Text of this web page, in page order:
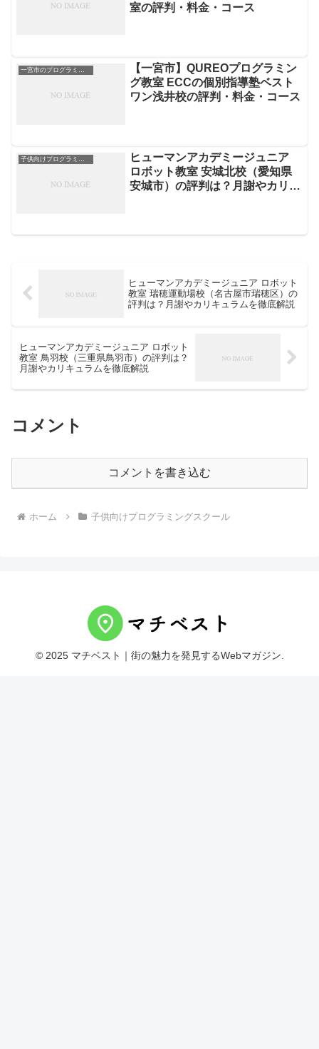
室の評判・料金・コース
一宮市のプログラミングスクール
【一宮市】QUREOプログラミン
グ教室 ECCの個別指導塾ベスト
ワン浅井校の評判・料金・コース
子供向けプログラミングスクール
ヒューマンアカデミージュニア
ロボット教室 安城北校（愛知県
安城市）の評判は？月謝やカリキ
ヒューマンアカデミージュニア ロボット
教室 瑞穂運動場校（名古屋市瑞穂区）の
評判は？月謝やカリキュラムを徹底解説
ヒューマンアカデミージュニア ロボット
教室 鳥羽校（三重県鳥羽市）の評判は？
月謝やカリキュラムを徹底解説
コメント
コメントを書き込む
ホーム 子供向けプログラミングスクール
© 2025 マチベスト｜街の魅力を発見するWebマガジン.